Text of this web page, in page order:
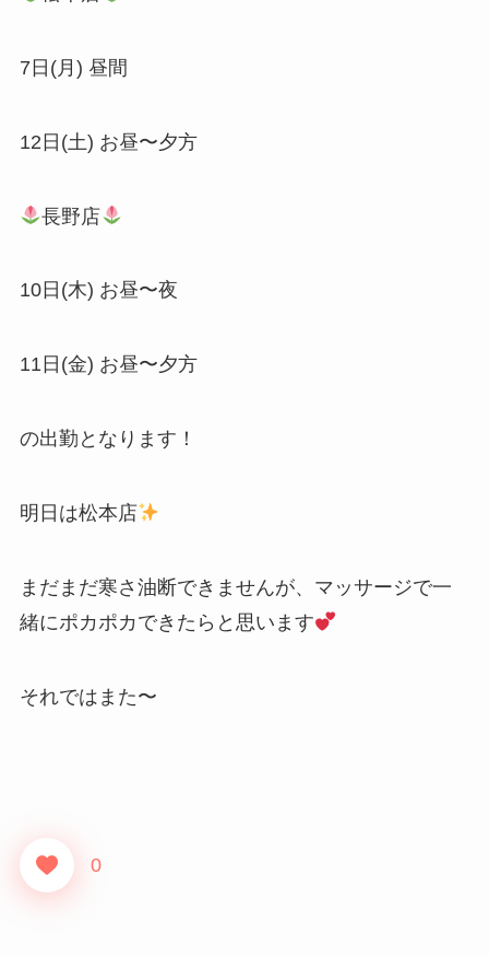
7日(月) 昼間
12日(土) お昼〜夕方
長野店
10日(木) お昼〜夜
11日(金) お昼〜夕方
の出勤となります！
明日は松本店
まだまだ寒さ油断できませんが、マッサージで一
緒にポカポカできたらと思います
それではまた〜
0